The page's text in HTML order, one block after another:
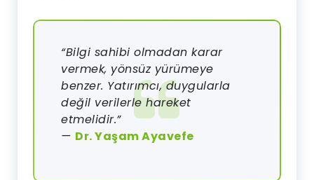
“Bilgi sahibi olmadan karar
vermek, yönsüz yürümeye
benzer. Yatırımcı, duygularla
değil verilerle hareket
etmelidir.”
— Dr. Yaşam Ayavefe